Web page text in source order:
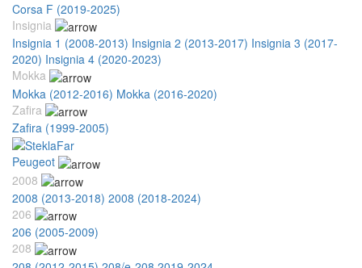
Corsa F (2019-2025)
Insignia
Insignia 1 (2008-2013) Insignia 2 (2013-2017) Insignia 3 (2017-
2020) Insignia 4 (2020-2023)
Mokka
Mokka (2012-2016) Mokka (2016-2020)
Zafira
Zafira (1999-2005)
Peugeot
2008
2008 (2013-2018) 2008 (2018-2024)
206
206 (2005-2009)
208